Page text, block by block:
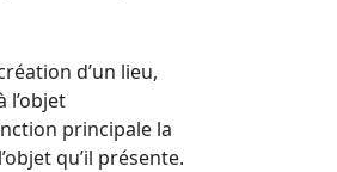
d’un lieu,
l’objet
principale la
qu’il présente.